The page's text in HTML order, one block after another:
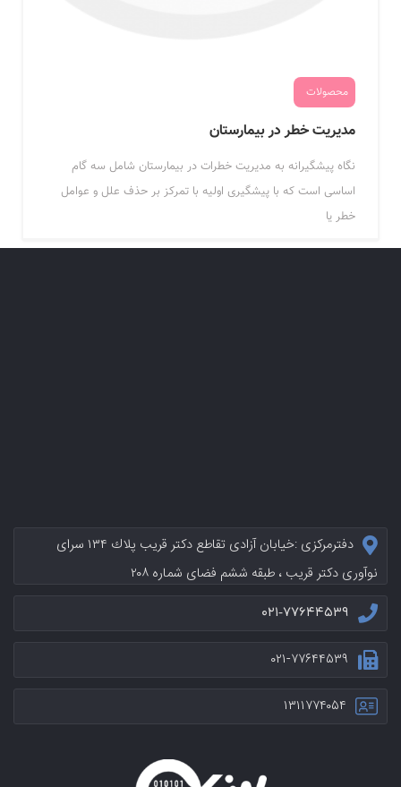
محصولات
مدیریت خطر در بیمارستان
نگاه پیشگیرانه به مدیریت خطرات در بیمارستان شامل سه گام
اساسی است که با پیشگیری اولیه با تمرکز بر حذف علل و عوامل
خطر یا
دفترمرکزی :خيابان آزادی تقاطع دکتر قریب پلاك ۱۳۴ سرای
نوآوری دکتر قریب ، طبقه ششم فضای شماره ۲۰۸
۰۲۱-۷۷۶۴۴۵۳۹
۰۲۱-۷۷۶۴۴۵۳۹